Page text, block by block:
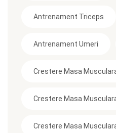
Antrenament Triceps
Antrenament Umeri
Crestere Masa
Crestere Masa
Crestere Masa